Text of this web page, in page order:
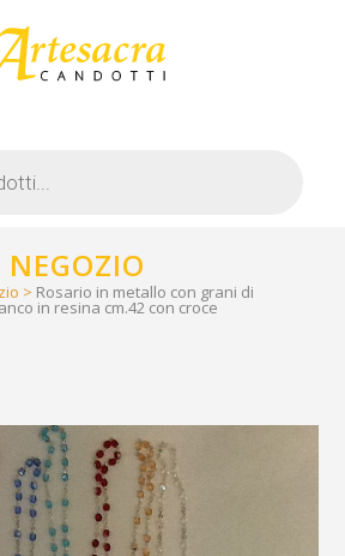
NEGOZIO
> Rosario in metallo con grani di
in resina cm.42 con croce